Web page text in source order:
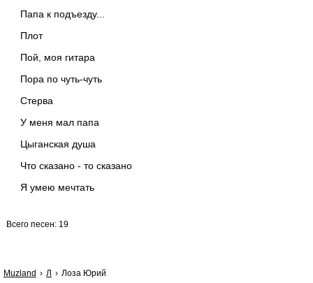
Папа к подъезду...
Плот
Пой, моя гитара
Пора по чуть-чуть
Стерва
У меня мал папа
Цыганская душа
Что сказано - то сказано
Я умею мечтать
Всего песен: 19
Muzland Л Лоза Юрий